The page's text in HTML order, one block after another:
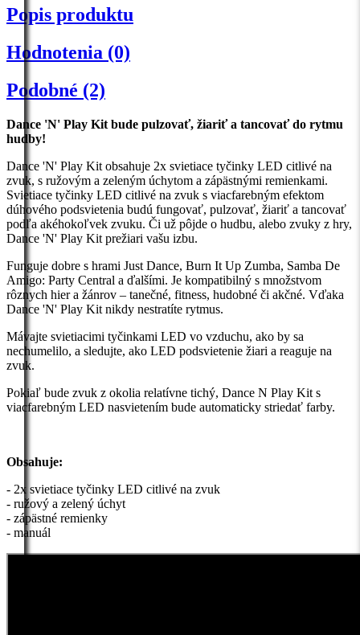
Popis produktu
Hodnotenia (0)
Podobné (2)
Dance 'N' Play Kit bude pulzovať, žiariť a tancovať do rytmu
hudby!
Dance 'N' Play Kit obsahuje 2x svietiace tyčinky LED citlivé na
zvuk, s ružovým a zeleným úchytom a zápästnými remienkami.
Svietiace tyčinky LED citlivé na zvuk s viacfarebným efektom
dúhového podsvietenia budú fungovať, pulzovať, žiariť a tancovať
podľa akéhokoľvek zvuku. Či už pôjde o hudbu, alebo zvuky z hry,
Dance 'N' Play Kit prežiari vašu izbu.
Funguje dobre s hrami Just Dance, Burn It Up Zumba, Samba De
Amigo: Party Central a ďalšími. Je kompatibilný s množstvom
rôznych hier a žánrov – tanečné, fitness, hudobné či akčné. Vďaka
Dance 'N' Play Kit nikdy nestratíte rytmus.
Mávajte svietiacimi tyčinkami LED vo vzduchu, ako by sa
nechumelilo, a sledujte, ako LED podsvietenie žiari a reaguje na
zvuk.
Pokiaľ bude zvuk z okolia relatívne tichý, Dance N Play Kit s
viacfarebným LED nasvietením bude automaticky striedať farby.
Obsahuje:
- 2x svietiace tyčinky LED citlivé na zvuk
- ružový a zelený úchyt
- zápästné remienky
- manuál